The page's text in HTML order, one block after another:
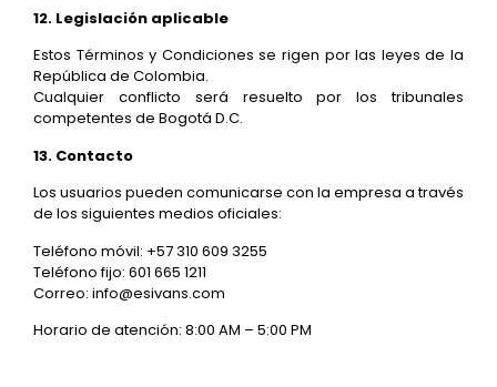
12. Legislación aplicable
Estos Términos y Condiciones se rigen por las leyes de la
República de Colombia.
Cualquier conflicto será resuelto por los tribunales
competentes de Bogotá D.C.
13. Contacto
Los usuarios pueden comunicarse con la empresa a través
de los siguientes medios oficiales:
Teléfono móvil: +57 310 609 3255
Teléfono fijo: 601 665 1211
Correo: info@esivans.com
Horario de atención: 8:00 AM – 5:00 PM